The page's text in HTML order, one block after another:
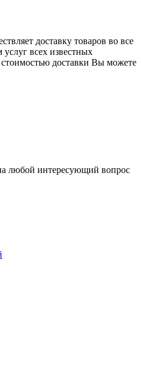
доставку товаров во все
всех известных
доставки Вы можете
любой интересующий вопрос